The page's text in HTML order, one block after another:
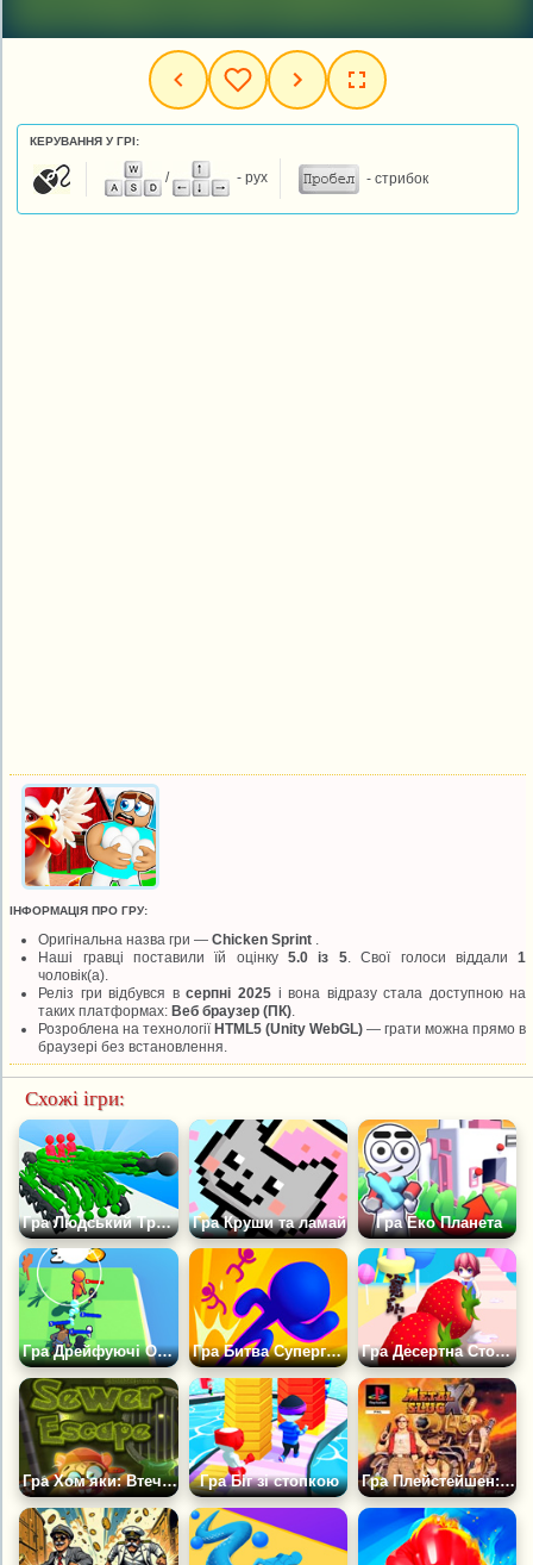
КЕРУВАННЯ У ГРІ:
/ - рух - стрибок
ІНФОРМАЦІЯ ПРО ГРУ:
Оригінальна назва гри —Chicken Sprint
Наші гравці поставили їй оцінку5.0 із 5. Свої голоси віддали1
чоловік(а).
Реліз гри відбувся всерпні 2025і вона відразу стала доступною на
таких платформах:Веб браузер (ПК)
Розроблена на технологіїHTML5 (Unity WebGL) — грати можна прямо в
браузері без встановлення.
Схожі ігри:
Гра Людський Транспортний Засіб Гра Круши та ламай Гра Еко Планета
Гра Дрейфуючі Острови Гра Битва Супергероїв Гра Десертна Стопка
Гра Хом'яки: Втеча з Каналізації Гра Біг зі стопкою Гра Плейстейшен: Метал Слаг Ікс